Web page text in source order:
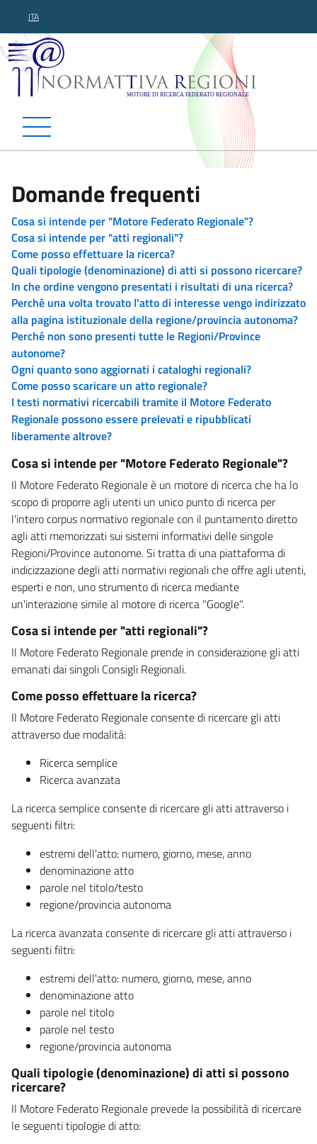
ITA
Normattiva Regioni -
Domande frequenti
Cosa si intende per "Motore Federato Regionale"?
Cosa si intende per "atti regionali"?
Come posso effettuare la ricerca?
Quali tipologie (denominazione) di atti si possono ricercare?
In che ordine vengono presentati i risultati di una ricerca?
Perché una volta trovato l'atto di interesse vengo indirizzato
alla pagina istituzionale della regione/provincia autonoma?
Perché non sono presenti tutte le Regioni/Province
autonome?
Ogni quanto sono aggiornati i cataloghi regionali?
Come posso scaricare un atto regionale?
I testi normativi ricercabili tramite il Motore Federato
Regionale possono essere prelevati e ripubblicati
liberamente altrove?
Cosa si intende per "Motore Federato Regionale"?
Il Motore Federato Regionale è un motore di ricerca che ha lo
scopo di proporre agli utenti un unico punto di ricerca per
l'intero corpus normativo regionale con il puntamento diretto
agli atti memorizzati sui sistemi informativi delle singole
Regioni/Province autonome. Si tratta di una piattaforma di
indicizzazione degli atti normativi regionali che offre agli utenti,
esperti e non, uno strumento di ricerca mediante
un'interazione simile al motore di ricerca "Google".
Cosa si intende per "atti regionali"?
Il Motore Federato Regionale prende in considerazione gli atti
emanati dai singoli Consigli Regionali.
Come posso effettuare la ricerca?
Il Motore Federato Regionale consente di ricercare gli atti
attraverso due modalità:
Ricerca semplice
Ricerca avanzata
La ricerca semplice consente di ricercare gli atti attraverso i
seguenti filtri:
estremi dell'atto: numero, giorno, mese, anno
denominazione atto
parole nel titolo/testo
regione/provincia autonoma
La ricerca avanzata consente di ricercare gli atti attraverso i
seguenti filtri:
estremi dell'atto: numero, giorno, mese, anno
denominazione atto
parole nel titolo
parole nel testo
regione/provincia autonoma
Quali tipologie (denominazione) di atti si possono
ricercare?
Il Motore Federato Regionale prevede la possibilità di ricercare
le seguenti tipologie di atto: